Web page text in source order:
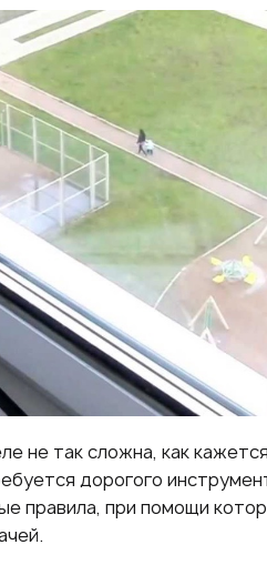
не так сложна, как кажется
дорогого
правила, при помощи